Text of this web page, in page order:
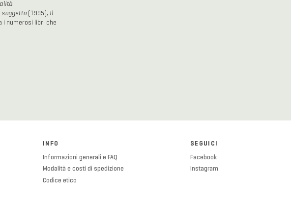
soggetto(1995), Il
i numerosi libri che
INFO
Informazioni generali e FAQ
Modalità e costi di spedizione
Codice etico
SEGUICI
Facebook
Instagram